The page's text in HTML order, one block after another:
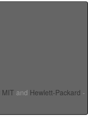
MIT and Hewlett-Packard -